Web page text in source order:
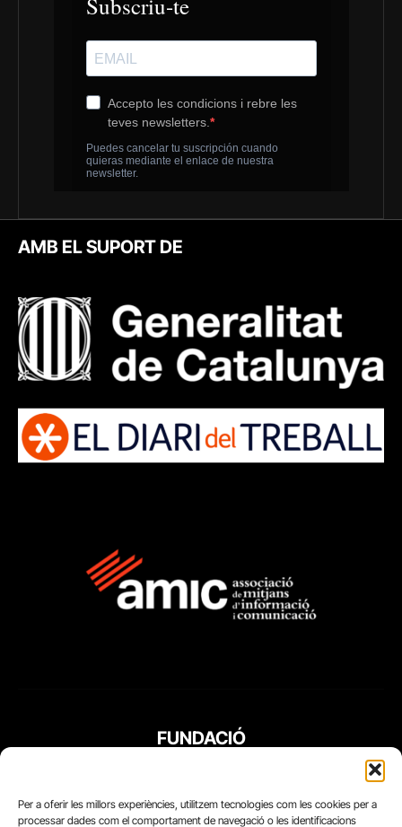
Per a oferir les millors experiències, utilitzem tecnologies com les cookies per a
processar dades com el comportament de navegació o les identificacions
AMB EL SUPORT DE
FUNDACIÓ